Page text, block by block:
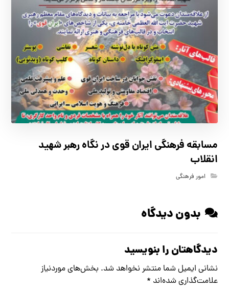
مسابقه فرهنگي ايران قوي در نگاه رهبر شهيد
انقلاب
امور فرهنگی
بدون دیدگاه
دیدگاهتان را بنویسید
نشانی ایمیل شما منتشر نخواهد شد. بخش‌های موردنیاز
علامت‌گذاری شده‌اند *